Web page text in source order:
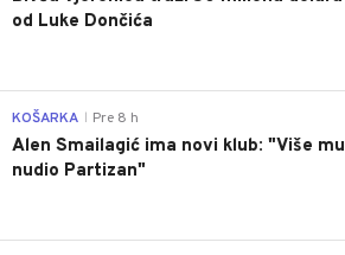
od Luke Dončića
KOŠARKA Pre 8 h
Alen Smailagić ima novi klub: "Više mu
nudio Partizan"